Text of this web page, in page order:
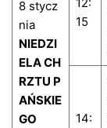
8 stycz
nia
NIEDZI
ELA CH
RZTU P
AŃSKIE
GO
15
14: